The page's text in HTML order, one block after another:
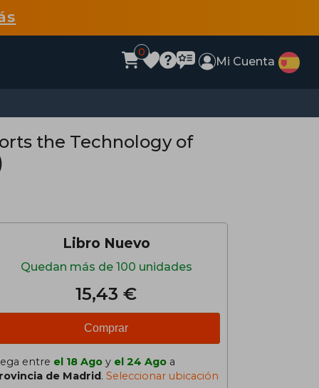
0
Mi Cuenta
the Technology of
Libro Nuevo
Quedan más de 100 unidades
15,43 €
Comprar
entre el 18 Ago y el 24 Ago a
de Madrid. Seleccionar ubicación